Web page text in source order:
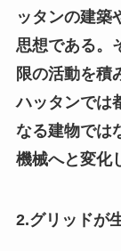
ッタンの建築
思想である。
限の活動を積
ハッタンでは
なる建物では
機械へと変化
2.グリッドが